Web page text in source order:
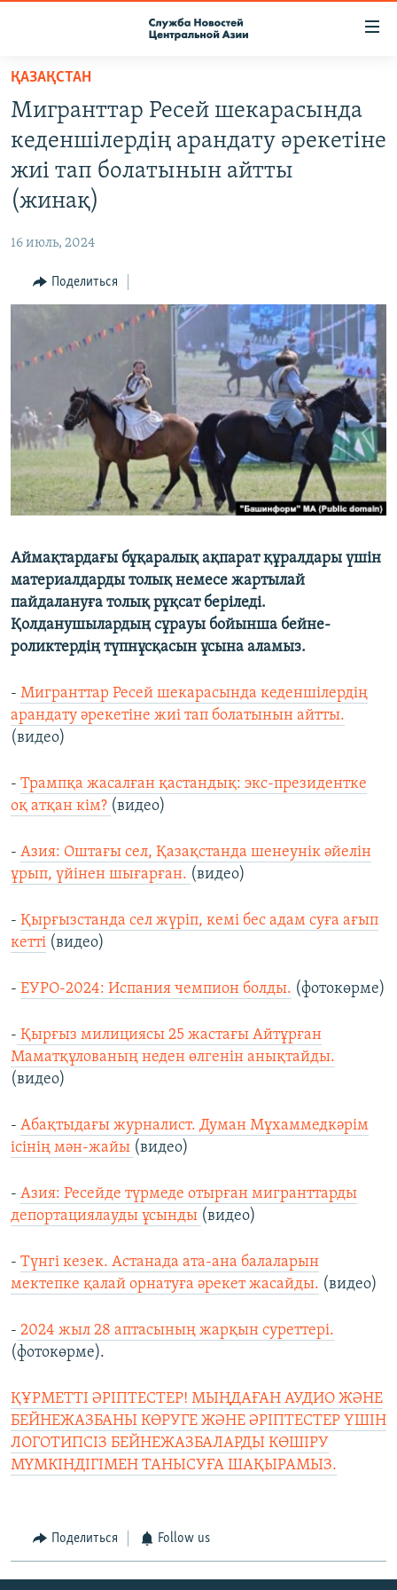
Вернуться
основному
содержанию
Вернутся
главной
Вернутся
поиску
ПОДПИСКА
КОНТАКТЫ
RFE/RL ДИРЕКТ
МИГРАНТ МЕДИА
ҚАЗАҚСТАН
Мигранттар Ресей шекарасында
кеденшілердің арандату әрекетіне
жиі тап болатынын айтты
(жинақ)
16 июль, 2024
Поделиться
Аймақтардағы бұқаралық ақпарат құралдары үшін
материалдарды толық немесе жартылай
пайдалануға толық рұқсат беріледі.
Қолданушылардың сұрауы бойынша бейне-
роликтердің түпнұсқасын ұсына аламыз.
- Мигранттар Ресей шекарасында кеденшілердің
арандату әрекетіне жиі тап болатынын айтты.
(видео)
- Трампқа жасалған қастандық: экс-президентке
оқ атқан кім? (видео)
- Азия: Оштағы сел, Қазақстанда шенеунік әйелін
ұрып, үйінен шығарған. (видео)
- Қырғызстанда сел жүріп, кемі бес адам суға ағып
кетті (видео)
- ЕУРО-2024: Испания чемпион болды. (фотокөрме)
- Қырғыз милициясы 25 жастағы Айтұрған
Маматқұлованың неден өлгенін анықтайды.
(видео)
- Абақтыдағы журналист. Думан Мұхаммедкәрім
ісінің мән-жайы (видео)
- Азия: Ресейде түрмеде отырған мигранттарды
депортациялауды ұсынды (видео)
- Түнгі кезек. Астанада ата-ана балаларын
мектепке қалай орнатуға әрекет жасайды. (видео)
- 2024 жыл 28 аптасының жарқын суреттері.
(фотокөрме).
ҚҰРМЕТТІ ӘРІПТЕСТЕР! МЫҢДАҒАН АУДИО ЖӘНЕ
БЕЙНЕЖАЗБАНЫ КӨРУГЕ ЖӘНЕ ӘРІПТЕСТЕР ҮШІН
ЛОГОТИПСІЗ БЕЙНЕЖАЗБАЛАРДЫ КӨШІРУ
МҮМКІНДІГІМЕН ТАНЫСУҒА ШАҚЫРАМЫЗ.
Поделиться Follow us